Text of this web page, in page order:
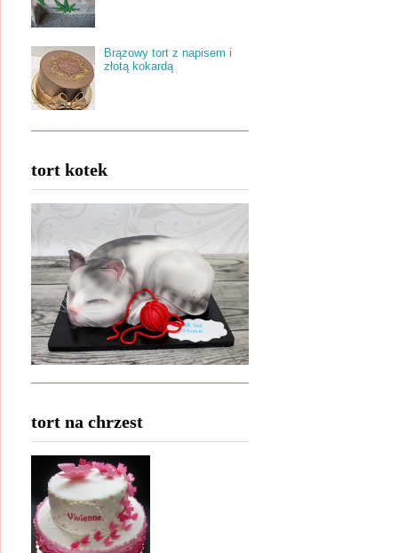
Brązowy tort z napisem i
złotą kokardą
tort kotek
tort na chrzest